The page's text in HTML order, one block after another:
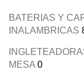
BATERIAS Y
INALAMBRICAS
MESA 0